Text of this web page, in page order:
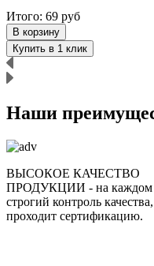
Итого: 69 руб
В корзину
Купить в 1 клик
Наши
ВЫСОКОЕ КАЧЕСТВО
ПРОДУКЦИИ - на каждом
строгий контроль
проходит сертификацию.